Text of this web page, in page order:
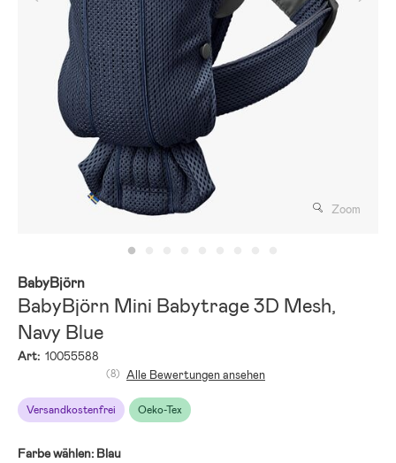
Zoom
BabyBjörn
BabyBjörn Mini Babytrage 3D Mesh,
Navy Blue
Art: 10055588
Versandkostenfrei Oeko-Tex
(8) Alle Bewertungen ansehen
Farbe wählen: Blau